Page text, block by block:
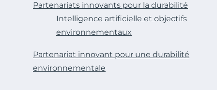
Partenariats innovants pour la durabilité
Intelligence artificielle et objectifs
environnementaux
Partenariat innovant pour une durabilité
environnementale